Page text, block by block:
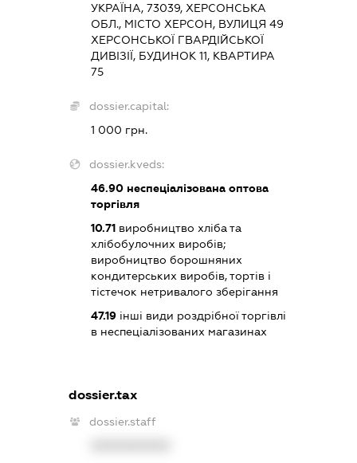
УКРАЇНА, 73039, ХЕРСОНСЬКА
ОБЛ., МІСТО ХЕРСОН, ВУЛИЦЯ 49
ХЕРСОНСЬКОЇ ГВАРДІЙСЬКОЇ
ДИВІЗІЇ, БУДИНОК 11, КВАРТИРА
75
dossier.capital:
1 000 грн.
dossier.kveds:
46.90неспеціалізована оптова
торгівля
10.71виробництво хліба та
хлібобулочних виробів;
виробництво борошняних
кондитерських виробів, тортів і
тістечок нетривалого зберігання
47.19інші види роздрібної торгівлі
в неспеціалізованих магазинах
dossier.tax
dossier.staff